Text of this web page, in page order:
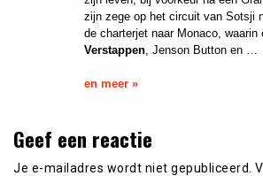
zijn zege op het circuit van Sotsji
de charterjet naar Monaco, waarin
Verstappen, Jenson Button en …
en meer »
Geef een reactie
Je e-mailadres wordt niet gepubliceerd.